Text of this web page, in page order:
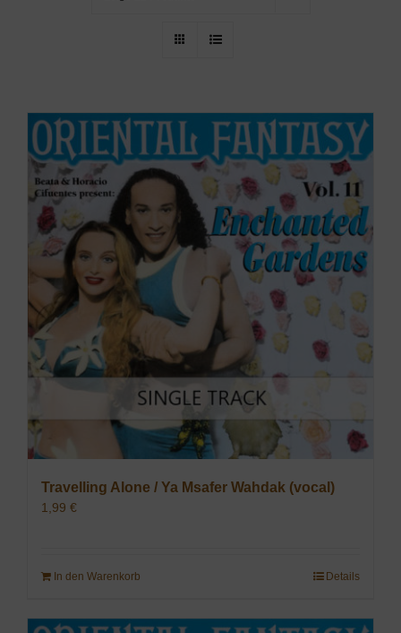
Travelling Alone / Ya Msafer Wahdak (vocal)
1,99 €
In den Warenkorb Details